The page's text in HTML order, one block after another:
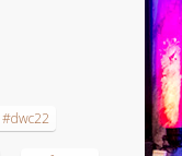
#dwc22